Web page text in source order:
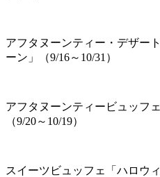
アフタヌーンティー・デザー
ーン」（9/16～10/31）
アフタヌーンティービュッフ
（9/20～10/19）
スイーツビュッフェ「ハロウ